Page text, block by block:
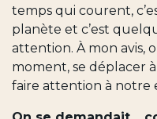
temps qui courent,
planète et c’est
attention. À mon avis,
moment, se déplacer
faire attention à notre